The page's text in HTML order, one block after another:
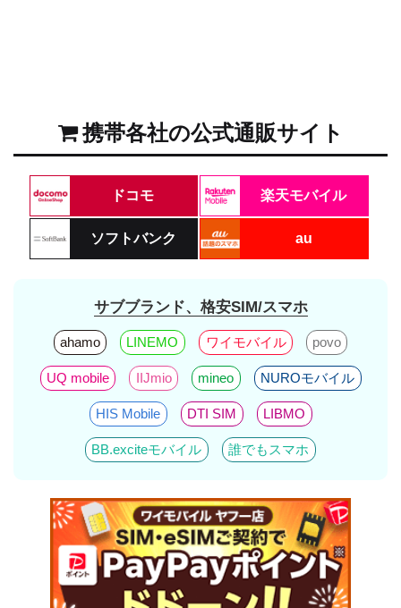
携帯各社の公式通販サイト
ドコモ 楽天モバイル
ソフトバンク au
サブブランド、格安SIM/スマホ
ahamo LINEMO ワイモバイル povo
UQ mobile IIJmio mineo NUROモバイル
HIS Mobile DTI SIM LIBMO
BB.exciteモバイル 誰でもスマホ